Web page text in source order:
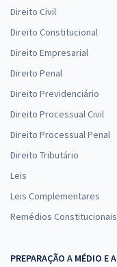
Direito Civil
Direito Constitucional
Direito Empresarial
Direito Penal
Direito Previdenciário
Direito Processual Civil
Direito Processual Penal
Direito Tributário
Leis
Leis Complementares
Remédios Constitucionais
PREPARAÇÃO A MÉDIO E A